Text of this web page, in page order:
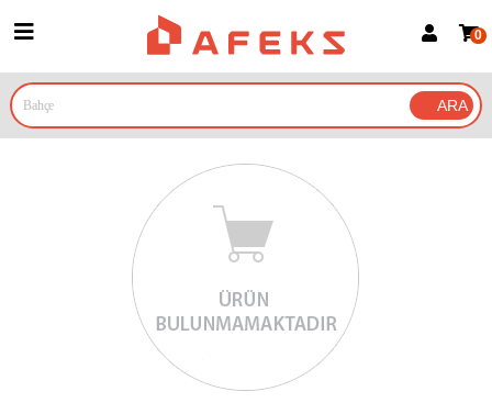
Google İle Bağlan
0